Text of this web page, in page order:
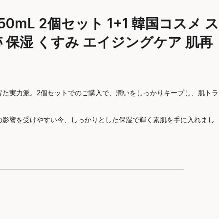
2個セット 1+1 韓国コスメ ス
湿 くすみ エイジングケア 肌再
実力派。2個セットでのご購入で、潤いをしっかりキープし、肌トラ
響を受けやすい今、しっかりとした保湿で輝く素肌を手に入れまし